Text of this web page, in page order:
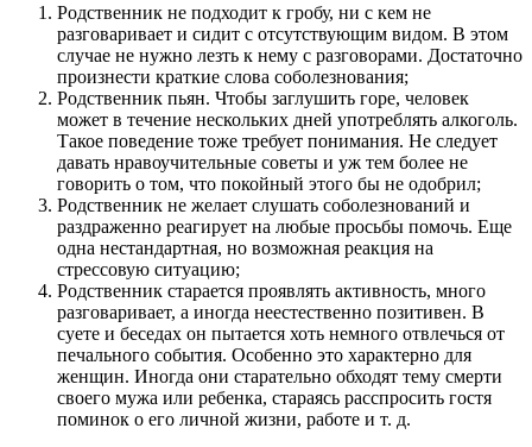
Родственник не подходит к гробу, ни с кем не
разговаривает и сидит с отсутствующим видом. В этом
случае не нужно лезть к нему с разговорами. Достаточно
произнести краткие слова соболезнования;
Родственник пьян. Чтобы заглушить горе, человек
может в течение нескольких дней употреблять алкоголь.
Такое поведение тоже требует понимания. Не следует
давать нравоучительные советы и уж тем более не
говорить о том, что покойный этого бы не одобрил;
Родственник не желает слушать соболезнований и
раздраженно реагирует на любые просьбы помочь. Еще
одна нестандартная, но возможная реакция на
стрессовую ситуацию;
Родственник старается проявлять активность, много
разговаривает, а иногда неестественно позитивен. В
суете и беседах он пытается хоть немного отвлечься от
печального события. Особенно это характерно для
женщин. Иногда они старательно обходят тему смерти
своего мужа или ребенка, стараясь расспросить гостя
поминок о его личной жизни, работе и т. д.